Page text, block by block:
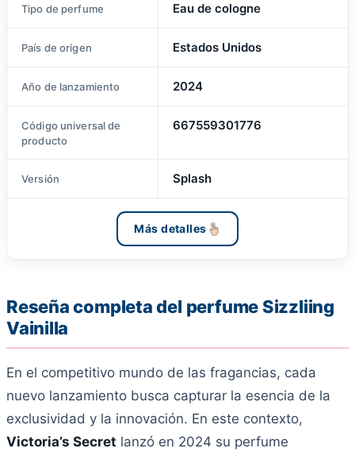
Tipo de perfume Eau de cologne
País de origen Estados Unidos
Año de lanzamiento 2024
Código universal de
producto
667559301776
Versión Splash
Más detalles
Reseña completa del perfume Sizzliing
Vainilla
En el competitivo mundo de las fragancias, cada
nuevo lanzamiento busca capturar la esencia de la
exclusividad y la innovación. En este contexto,
Victoria’s Secret lanzó en 2024 su perfume